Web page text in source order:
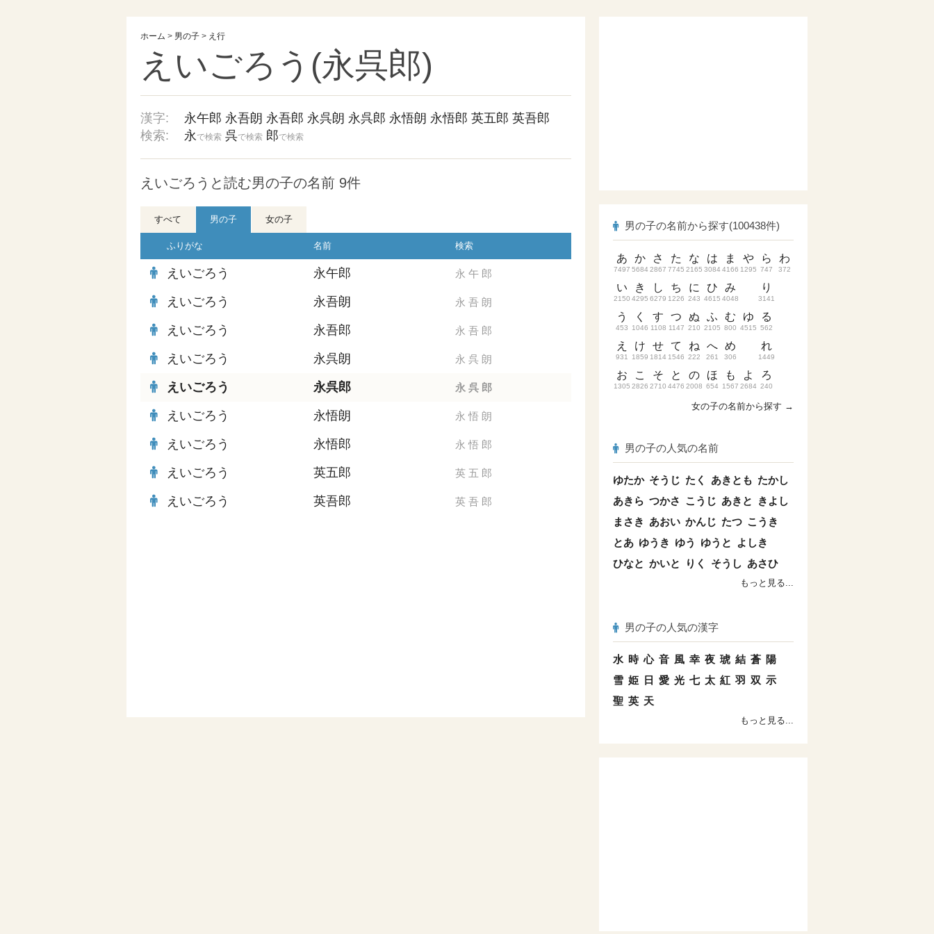
ホーム > 男の子 > え行
えいごろう(永呉郎)
漢字: 永午郎 永吾朗 永吾郎 永呉朗 永呉郎 永悟朗 永悟郎 英五郎 英吾郎
検索:
永で検索 呉で検索 郎で検索
えいごろうと読む男の子の名前 9件
すべて 男の子 女の子
ふりがな 名前 検索
えいごろう 永午郎 永 午 郎
えいごろう 永吾朗 永 吾 朗
えいごろう 永吾郎 永 吾 郎
えいごろう 永呉朗 永 呉 朗
えいごろう 永呉郎 永 呉 郎
えいごろう 永悟朗 永 悟 朗
えいごろう 永悟郎 永 悟 郎
えいごろう 英五郎 英 五 郎
えいごろう 英吾郎 英 吾 郎
男の子の名前から探す(100438件)
あ
7497
い
2150
う
453
え
931
お
1305
か
5684
き
4295
く
1046
け
1859
こ
2826
さ
2867
し
6279
す
1108
せ
1814
そ
2710
た
7745
ち
1226
つ
1147
て
1546
と
4476
な
2165
に
243
ぬ
210
ね
222
の
2008
は
3084
ひ
4615
ふ
2105
へ
261
ほ
654
ま
4166
み
4048
む
800
め
306
も
1567
や
1295
ゆ
4515
よ
2684
ら
747
り
3141
る
562
れ
1449
ろ
240
わ
372
女の子の名前から探す →
男の子の人気の名前
ゆたか そうじ たく あきとも たかし
あきら つかさ こうじ あきと
きよし
まさき あおい かんじ たつ こうき
とあ ゆうき ゆう ゆうと
よしき
ひなと かいと りく そうし あさひ
もっと見る...
男の子の人気の漢字
水 時 心 音 風 幸 夜 琥 結 蒼 陽
雪 姫 日 愛 光 七 太 紅 羽 双 示
聖 英 天
もっと見る...